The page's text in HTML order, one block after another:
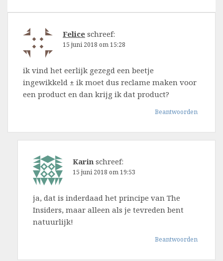
Felice schreef:
15 juni 2018 om 15:28
ik vind het eerlijk gezegd een beetje
ingewikkeld ± ik moet dus reclame maken voor
een product en dan krijg ik dat product?
Beantwoorden
Karin schreef:
15 juni 2018 om 19:53
ja, dat is inderdaad het principe van The
Insiders, maar alleen als je tevreden bent
natuurlijk!
Beantwoorden